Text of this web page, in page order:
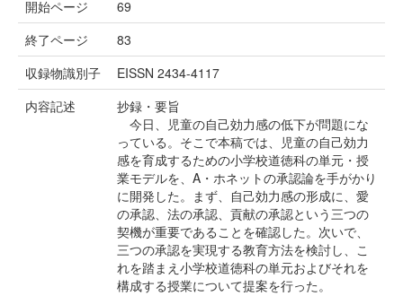
開始ページ
69
終了ページ
83
収録物識別子
EISSN 2434-4117
内容記述
抄録・要旨
今日、児童の自己効力感の低下が問題にな
っている。そこで本稿では、児童の自己効力
感を育成するための小学校道徳科の単元・授
業モデルを、A・ホネットの承認論を手がかり
に開発した。まず、自己効力感の形成に、愛
の承認、法の承認、貢献の承認という三つの
契機が重要であることを確認した。次いで、
三つの承認を実現する教育方法を検討し、こ
れを踏まえ小学校道徳科の単元およびそれを
構成する授業について提案を行った。